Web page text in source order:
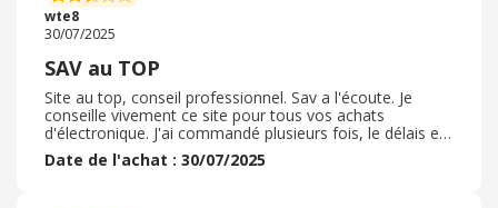
wte8
30/07/2025
SAV au TOP
Site au top, conseil professionnel. Sav a l'écoute. Je
conseille vivement ce site pour tous vos achats
d'électronique. J'ai commandé plusieurs fois, le délais est
toujours respecté, frais de port gratuit a partir de
quelques euros. Le service après vente est a l'écoute et
Date de l'achat : 30/07/2025